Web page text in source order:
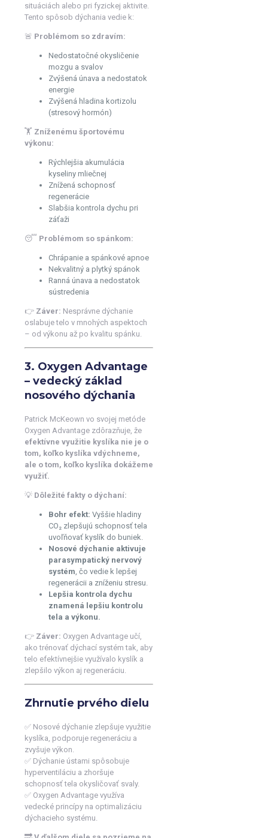
situáciách alebo pri fyzickej aktivite.
Tento spôsob dýchania vedie k:
🚨 Problémom so zdravím:
Nedostatočné okysličenie
mozgu a svalov
Zvýšená únava a nedostatok
energie
Zvýšená hladina kortizolu
(stresový hormón)
🏋️ Zníženému športovému
výkonu:
Rýchlejšia akumulácia
kyseliny mliečnej
Znížená schopnosť
regenerácie
Slabšia kontrola dychu pri
záťaži
😴 Problémom so spánkom:
Chrápanie a spánkové apnoe
Nekvalitný a plytký spánok
Ranná únava a nedostatok
sústredenia
👉 Záver: Nesprávne dýchanie
oslabuje telo v mnohých aspektoch
– od výkonu až po kvalitu spánku.
3. Oxygen Advantage
– vedecký základ
nosového dýchania
Patrick McKeown vo svojej metóde
Oxygen Advantage zdôrazňuje, že
efektívne využitie kyslíka nie je o
tom, koľko kyslíka vdýchneme,
ale o tom, koľko kyslíka dokážeme
využiť.
💡 Dôležité fakty o dýchaní:
Bohr efekt: Vyššie hladiny
CO₂ zlepšujú schopnosť tela
uvoľňovať kyslík do buniek.
Nosové dýchanie aktivuje
parasympatický nervový
systém, čo vedie k lepšej
regenerácii a zníženiu stresu.
Lepšia kontrola dychu
znamená lepšiu kontrolu
tela a výkonu.
👉 Záver: Oxygen Advantage učí,
ako trénovať dýchací systém tak, aby
telo efektívnejšie využívalo kyslík a
zlepšilo výkon aj regeneráciu.
Zhrnutie prvého dielu
✅ Nosové dýchanie zlepšuje využitie
kyslíka, podporuje regeneráciu a
zvyšuje výkon.
✅ Dýchanie ústami spôsobuje
hyperventiláciu a zhoršuje
schopnosť tela okysličovať svaly.
✅ Oxygen Advantage využíva
vedecké princípy na optimalizáciu
dýchacieho systému.